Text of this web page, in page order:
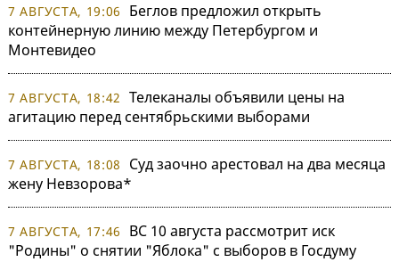
7 АВГУСТА, 19:06
Беглов предложил открыть
контейнерную линию между Петербургом и
Монтевидео
7 АВГУСТА, 18:42 Телеканалы объявили цены на
агитацию перед сентябрьскими выборами
7 АВГУСТА, 18:08
Суд заочно арестовал на два месяца
жену Невзорова*
7 АВГУСТА, 17:46
ВС 10 августа рассмотрит иск
"Родины" о снятии "Яблока" с выборов в Госдуму